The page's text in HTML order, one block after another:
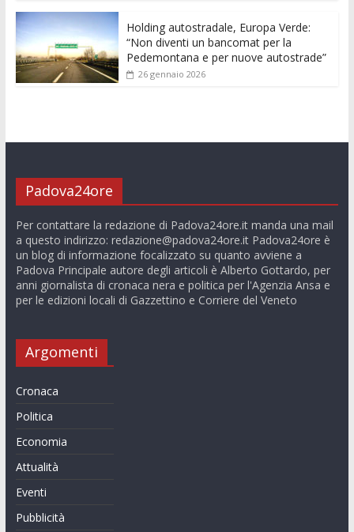
Holding autostradale, Europa Verde:
“Non diventi un bancomat per la
Pedemontana e per nuove autostrade”
26 gennaio 2026
Padova24ore
Per contattare la redazione di Padova24ore.it manda una mail
a questo indirizzo: redazione@padova24ore.itPadova24ore è
un blog di informazione focalizzato su quanto avviene a
Padova Principale autore degli articoli è Alberto Gottardo, per
anni giornalista di cronaca nera e politica per l'Agenzia Ansa e
per le edizioni locali di Gazzettino e Corriere del Veneto
Argomenti
Cronaca
Politica
Economia
Attualità
Eventi
Pubblicità